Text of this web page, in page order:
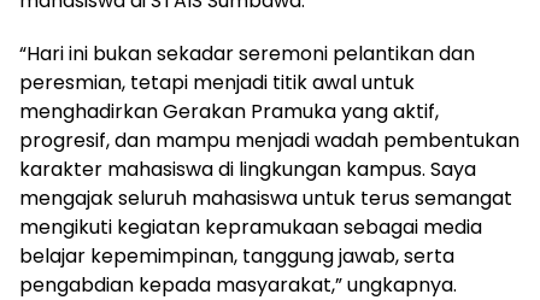
“Hari ini bukan sekadar seremoni pelantikan dan
peresmian, tetapi menjadi titik awal untuk
menghadirkan Gerakan Pramuka yang aktif,
progresif, dan mampu menjadi wadah pembentukan
karakter mahasiswa di lingkungan kampus. Saya
mengajak seluruh mahasiswa untuk terus semangat
mengikuti kegiatan kepramukaan sebagai media
belajar kepemimpinan, tanggung jawab, serta
pengabdian kepada masyarakat,” ungkapnya.